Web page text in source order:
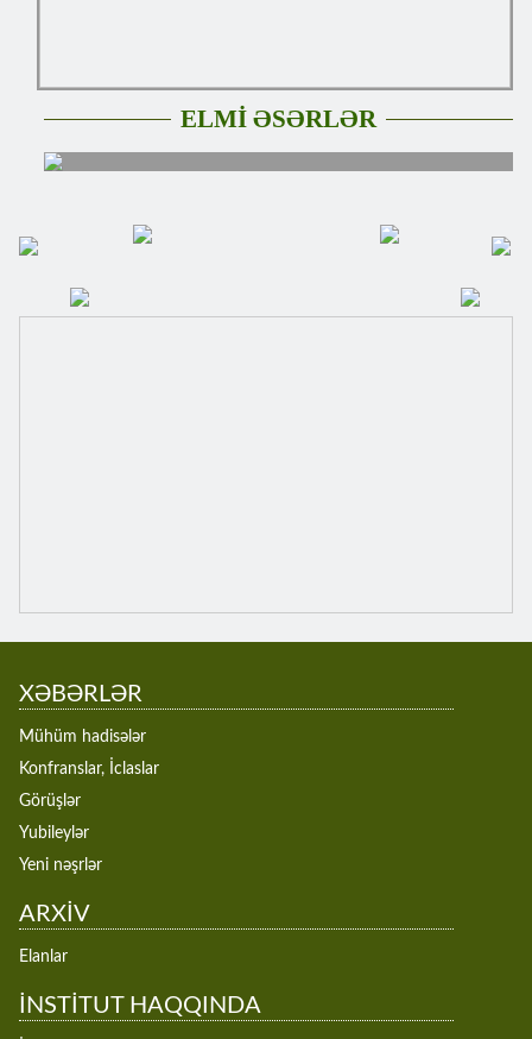
ELMİ ƏSƏRLƏR
XƏBƏRLƏR
Mühüm hadisələr
Konfranslar, İclaslar
Görüşlər
Yubileylər
Yeni nəşrlər
ARXİV
Elanlar
İNSTİTUT HAQQINDA